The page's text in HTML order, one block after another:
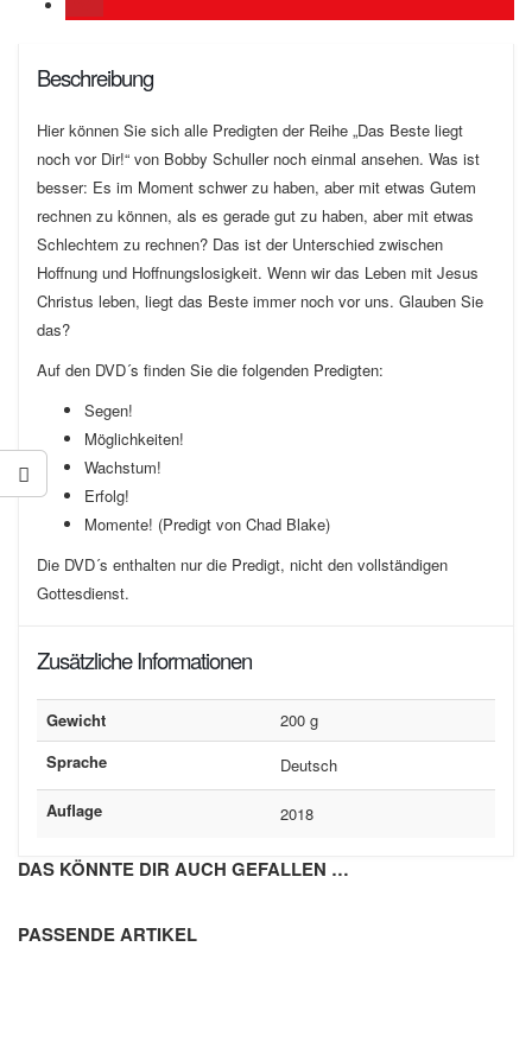
Beschreibung
Hier können Sie sich alle Predigten der Reihe „Das Beste liegt
noch vor Dir!“ von Bobby Schuller noch einmal ansehen. Was ist
besser: Es im Moment schwer zu haben, aber mit etwas Gutem
rechnen zu können, als es gerade gut zu haben, aber mit etwas
Schlechtem zu rechnen? Das ist der Unterschied zwischen
Hoffnung und Hoffnungslosigkeit. Wenn wir das Leben mit Jesus
Christus leben, liegt das Beste immer noch vor uns. Glauben Sie
das?
Auf den DVD´s finden Sie die folgenden Predigten:
Segen!
Möglichkeiten!
Wachstum!
Erfolg!
Momente! (Predigt von Chad Blake)
Die DVD´s enthalten nur die Predigt, nicht den vollständigen
Gottesdienst.
Zusätzliche Informationen
Gewicht
200 g
Sprache
Deutsch
Auflage
2018
DAS KÖNNTE DIR AUCH GEFALLEN …
PASSENDE ARTIKEL